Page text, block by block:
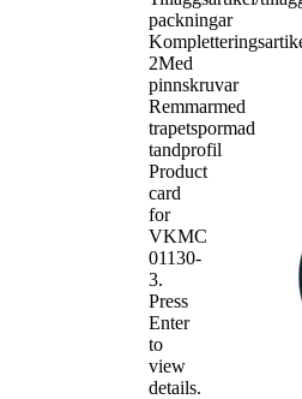
packningar
2Med
pinnskruvar
Remmarmed
trapetspormad
tandprofil
Product
card
for
VKMC
01130-
3.
Press
Enter
to
view
details.